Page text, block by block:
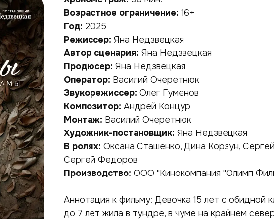
Возрастное ограничение: 16+
Год: 2025
Режиссер: Яна Недзвецкая
Автор сценария: Яна Недзвецкая
Продюсер: Яна Недзвецкая
Оператор: Василий Очеретнюк
Звукорежиссер: Олег Гуменов
Композитор: Андрей Концур
Монтаж: Василий Очеретнюк
Художник-постановщик: Яна Недзвецкая
В ролях: Оксана Сташенко, Дина Корзун,
Сергей Федоров
Производство: ООО "Кинокомпания "Олимп
Аннотация к фильму: Девочка 15 лет с обидной
до 7 лет жила в тундре, в чуме на крайнем